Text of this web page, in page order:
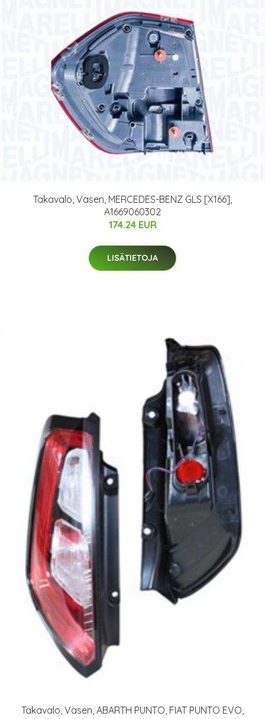
Takavalo, Vasen, MERCEDES-BENZ GLS [X166],
A1669060302
174.24 EUR
LISÄTIETOJA
Takavalo, Vasen, ABARTH PUNTO, FIAT PUNTO EVO,